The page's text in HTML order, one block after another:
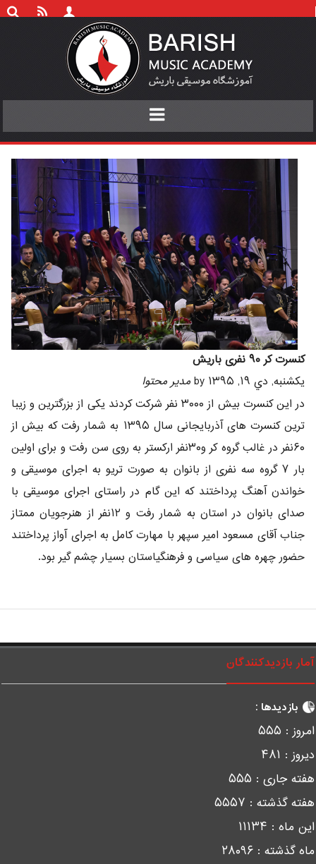
Toggle
navigation
کنسرت کر ۹۰ نفری باریش
يکشنبه, دي ۱۹, ۱۳۹۵ by
مدیر محتوا
در این کنسرت بیش از ۳۰۰۰ نفر شرکت کردند یکی از بزرگترین و زیبا
ترین کنسرت های آذربایجانی سال ۱۳۹۵ به شمار رفت که بیش از
۶۰نفر در غالب گروه کر و۳۰نفر ارکستر به روی سن رفت و برای اولین
بار ۷ گروه سه نفری از بانوان به صورت تریو به اجرای موسیقی و
خواندن آهنگ پرداختند که این گام در راستای اجرای موسیقی با
صدای بانوان در استان به شمار رفت و ۱۲نفر از هنرجویان ممتاز
جناب آقای مسعود امیر سپهر با مهارت کامل به اجرای آواز پرداختند
حضور چهره های سیاسی و فرهنگیاستان بسیار چشم گیر بود.
بازدیدکنندگان
بازدیدها :
: ۵۵۵
: ۴۸۱
جاری : ۵۵۵
گذشته : ۵۵۵۷
ماه : ۱۱۱۳۴
گذشته : ۲۸۰۹۶